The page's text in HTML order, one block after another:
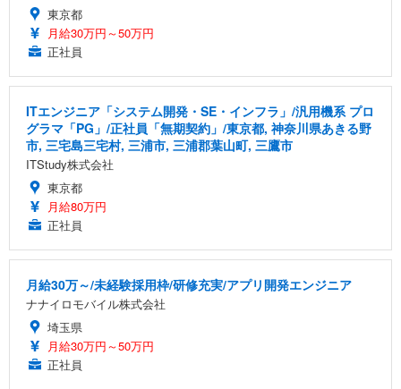
東京都
月給30万円～50万円
正社員
ITエンジニア「システム開発・SE・インフラ」/汎用機系 プロ
グラマ「PG」/正社員「無期契約」/東京都, 神奈川県あきる野
市, 三宅島三宅村, 三浦市, 三浦郡葉山町, 三鷹市
ITStudy株式会社
東京都
月給80万円
正社員
月給30万～/未経験採用枠/研修充実/アプリ開発エンジニア
ナナイロモバイル株式会社
埼玉県
月給30万円～50万円
正社員